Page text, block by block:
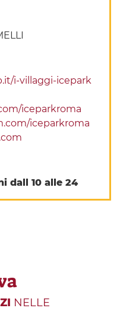
i-villaggi-icepark
iceparkroma
iceparkroma
dall 10 alle 24
NELLE